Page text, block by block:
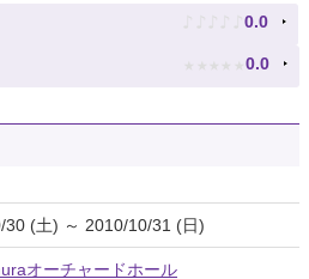
♪ ♪ ♪ ♪ ♪ 0.0
★ ★ ★ ★ ★ 0.0
30 (土) ～ 2010/10/31 (日)
オーチャードホール